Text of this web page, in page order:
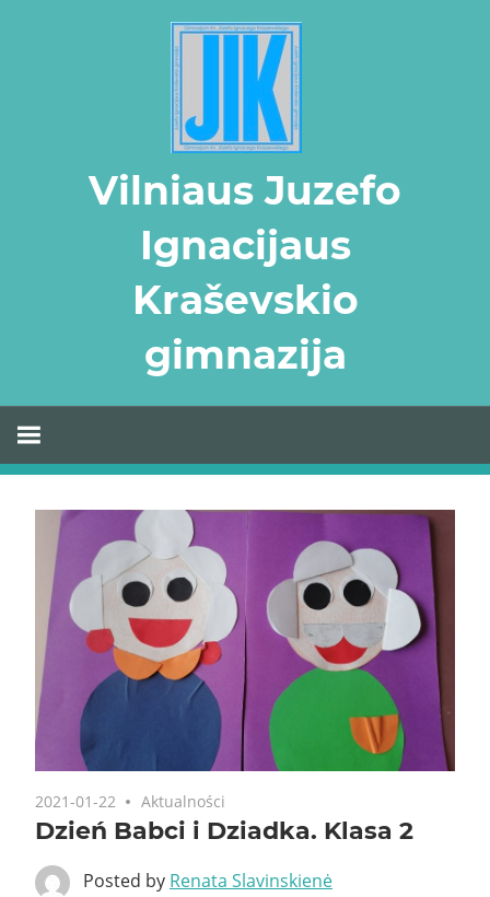
Vilniaus Juzefo
Ignacijaus
Kraševskio
gimnazija
2021-01-22 Aktualności
Dzień Babci i Dziadka. Klasa 2
Posted by Renata Slavinskienė